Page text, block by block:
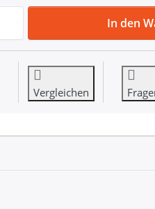
Regulator aus
In den
Vergleichen